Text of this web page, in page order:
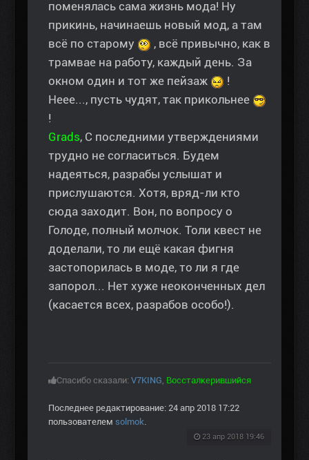
поменялась сама жизнь мода! Ну
прикинь, начинаешь новый мод, а там
всё по старому
, всё привычно, как в
трамвае на работу, каждый день. За
окном один и тот же пейзаж
!
Неее..., пусть чудят, так прикольнее
!
Grads, С последними утверждениями
трудно не согласиться. Будем
надеяться, разрабы услышат и
прислушаются. Хотя, вряд-ли кто
сюда заходит. Вон, по вопросу о
Голоде, полный молчок. Толи квест не
доделали, то ли ещё какая фигня
застопорилась в моде, то ли я где
запорол... Нет хуже неоконченных дел
(касается всех, разрабов особо!).
Спасибо сказали: V7KING, Воссталкерившийся
Последнее редактирование: 24 апр 2018 17:22
пользователем solmok.
23 апр 2018 19:46